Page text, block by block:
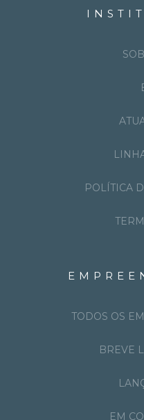
POLÍTICA
TODOS OS
BREVE
EM